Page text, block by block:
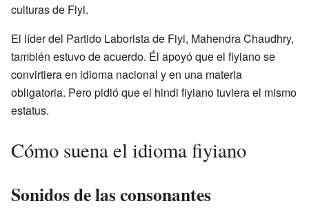
culturas de Fiyi.
El líder del Partido Laborista de Fiyi, Mahendra Chaudhry,
también estuvo de acuerdo. Él apoyó que el fiyiano se
convirtiera en idioma nacional y en una materia
obligatoria. Pero pidió que el hindi fiyiano tuviera el mismo
estatus.
Cómo suena el idioma fiyiano
Sonidos de las consonantes